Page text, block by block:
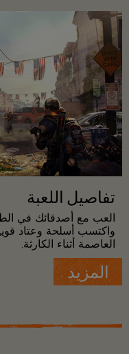
تفاصيل اللعبة
العب مع أصدقائك في
واكتسب أسلحة وعتاد
العاصمة أثناء الكارثة.
المزيد